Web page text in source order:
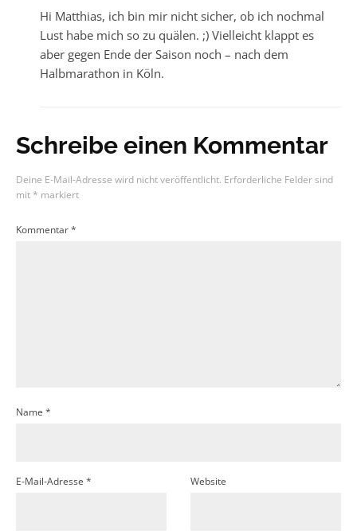
Hi Matthias, ich bin mir nicht sicher, ob ich nochmal
Lust habe mich so zu quälen. ;) Vielleicht klappt es
aber gegen Ende der Saison noch – nach dem
Halbmarathon in Köln.
Schreibe einen Kommentar
Deine E-Mail-Adresse wird nicht veröffentlicht. Erforderliche Felder sind
mit * markiert
Kommentar*
Name *
E-Mail-Adresse * Website